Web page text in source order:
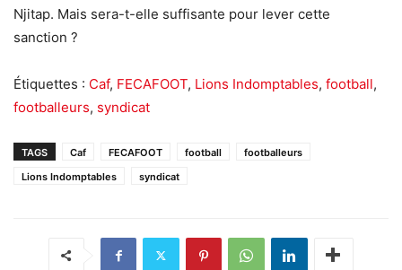
Njitap. Mais sera-t-elle suffisante pour lever cette
sanction ?
Étiquettes : Caf, FECAFOOT, Lions Indomptables, football,
footballeurs, syndicat
TAGS Caf FECAFOOT football
footballeurs
Lions Indomptables
syndicat